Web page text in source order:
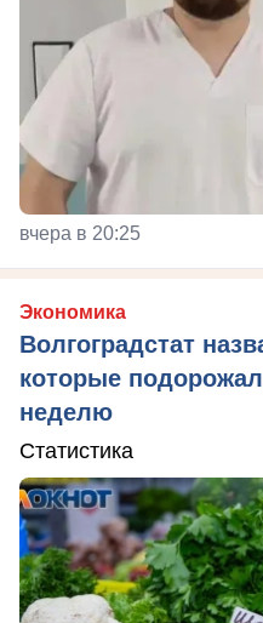
вчера в 20:25
Экономика
Волгоградстат
которые
неделю
Статистика